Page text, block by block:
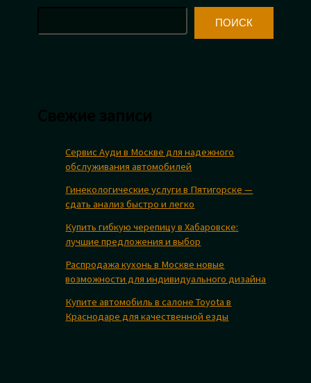
ПОИСК
Сервис Ауди в Москве для надежного
обслуживания автомобилей
Гинекологические услуги в Пятигорске —
сдать анализ быстро и легко
Купить гибкую черепицу в Хабаровске:
лучшие предложения и выбор
Распродажа кухонь в Москве новые
возможности для индивидуального дизайна
Купите автомобиль в салоне Toyota в
Краснодаре для качественной езды